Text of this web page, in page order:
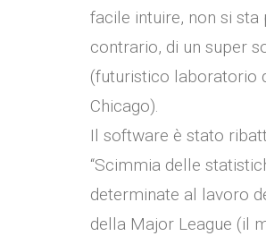
facile intuire, non si
contrario, di un super
(futuristico laboratorio
Chicago).
Il software è stato
“Scimmia delle
determinate al lavoro
della Major League (il